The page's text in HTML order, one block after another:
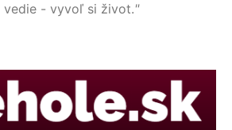
vedie - vyvoľ si život."